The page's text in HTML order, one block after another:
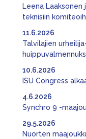
Leena
teknisiin
Talvilajien
11.6.2026
ISU Congress
10.6.2026
Synchro 9 -
4.6.2026
Nuorten
29.5.2026